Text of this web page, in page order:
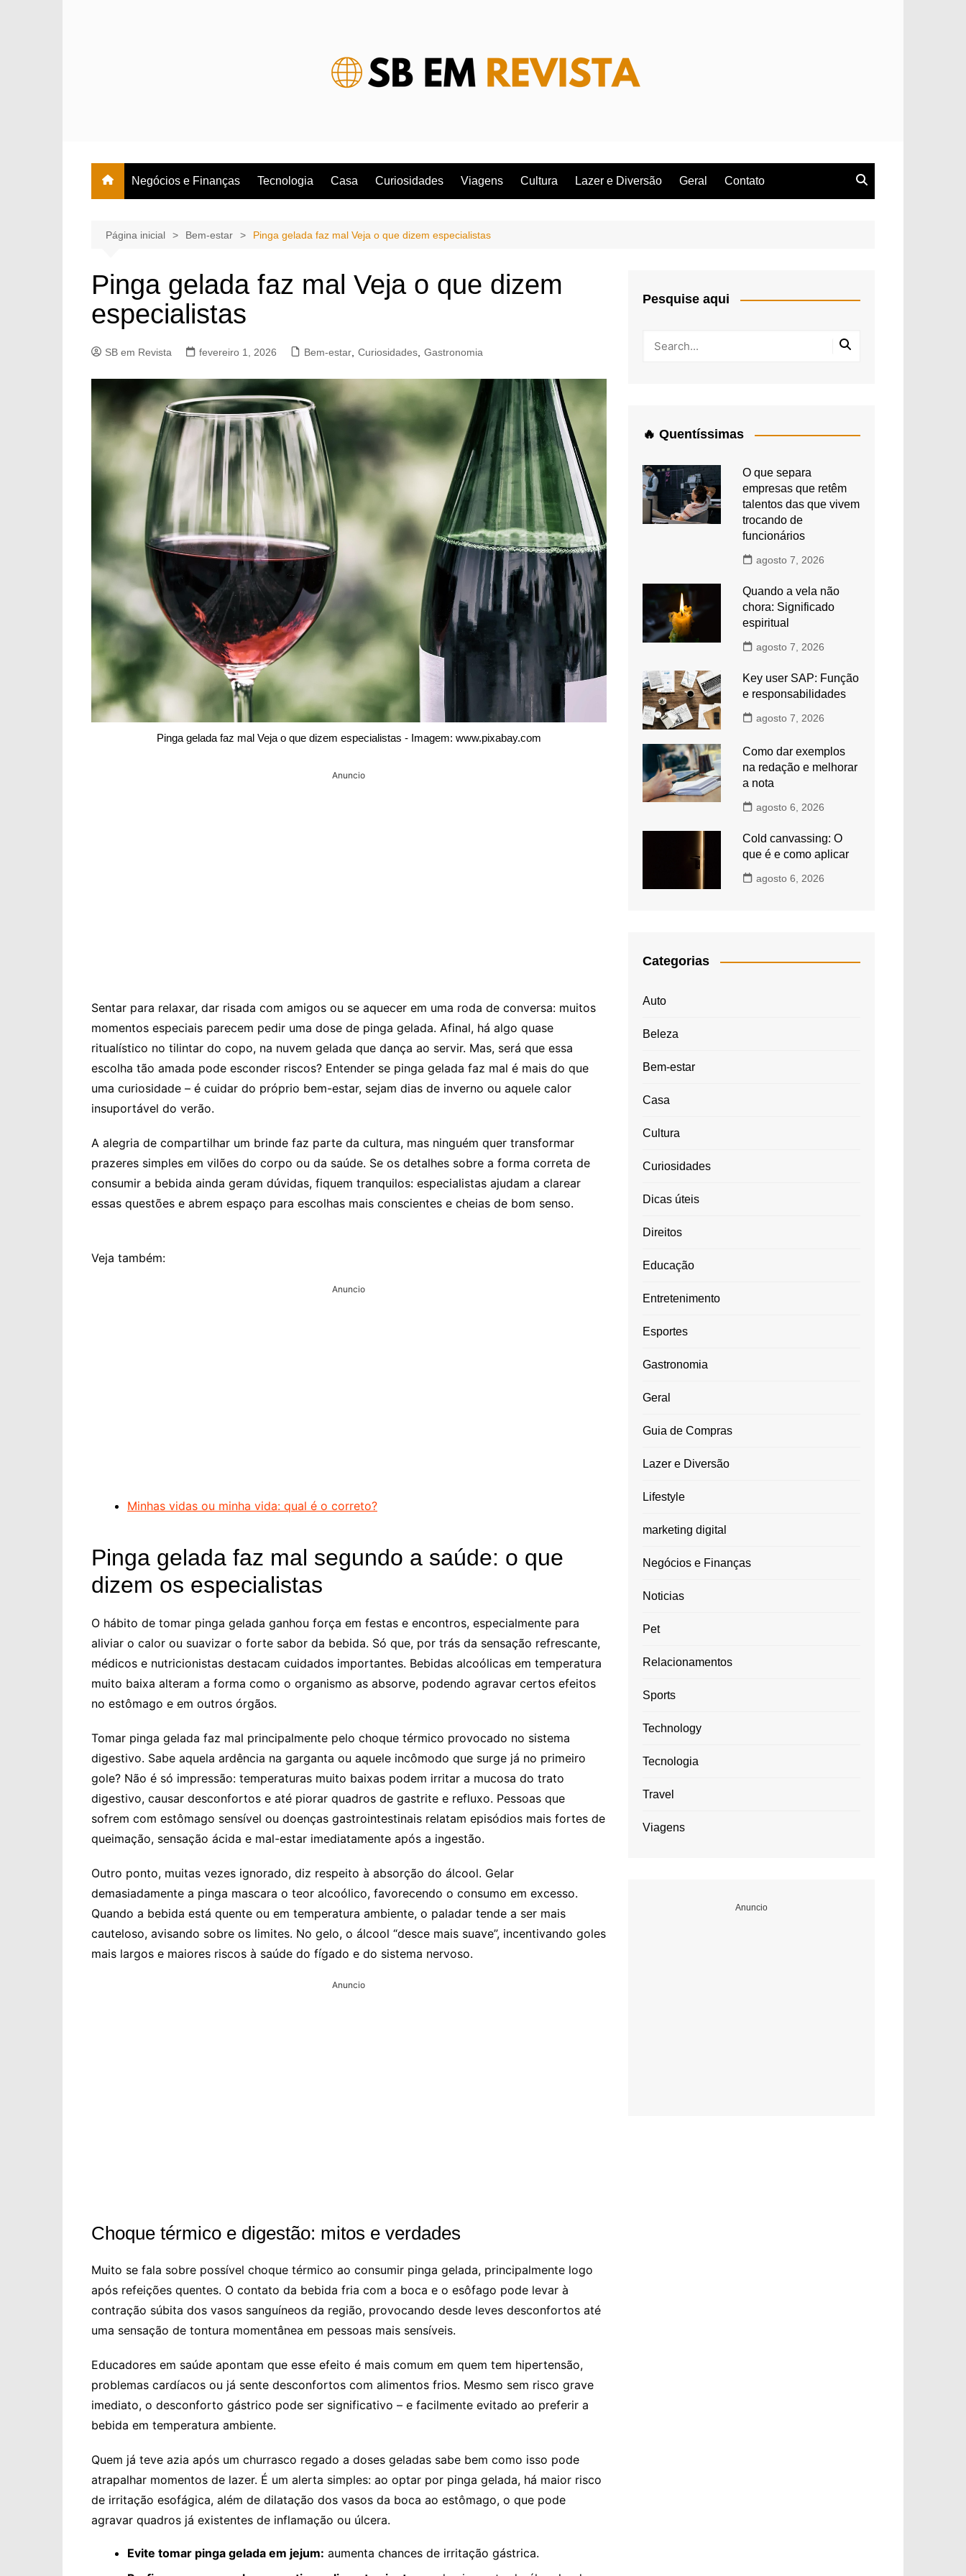
Negócios e Finanças Tecnologia Casa Curiosidades Viagens Cultura Lazer e Diversão Geral Contato
Página inicial Bem-estar Pinga gelada faz mal Veja o que dizem especialistas
Pinga gelada faz mal Veja o que dizem
especialistas
SB em Revista fevereiro 1, 2026 Bem-estar Curiosidades Gastronomia
Pinga gelada faz mal Veja o que dizem especialistas - Imagem: www.pixabay.com
Anuncio
Sentar para relaxar, dar risada com amigos ou se aquecer em uma roda de conversa: muitos
momentos especiais parecem pedir uma dose de pinga gelada. Afinal, há algo quase
ritualístico no tilintar do copo, na nuvem gelada que dança ao servir. Mas, será que essa
escolha tão amada pode esconder riscos? Entender se pinga gelada faz mal é mais do que
uma curiosidade – é cuidar do próprio bem-estar, sejam dias de inverno ou aquele calor
insuportável do verão.
A alegria de compartilhar um brinde faz parte da cultura, mas ninguém quer transformar
prazeres simples em vilões do corpo ou da saúde. Se os detalhes sobre a forma correta de
consumir a bebida ainda geram dúvidas, fiquem tranquilos: especialistas ajudam a clarear
essas questões e abrem espaço para escolhas mais conscientes e cheias de bom senso.
Veja também:
Anuncio
Minhas vidas ou minha vida: qual é o correto?
Pinga gelada faz mal segundo a saúde: o que
dizem os especialistas
O hábito de tomar pinga gelada ganhou força em festas e encontros, especialmente para
aliviar o calor ou suavizar o forte sabor da bebida. Só que, por trás da sensação refrescante,
médicos e nutricionistas destacam cuidados importantes. Bebidas alcoólicas em temperatura
muito baixa alteram a forma como o organismo as absorve, podendo agravar certos efeitos
no estômago e em outros órgãos.
Tomar pinga gelada faz mal principalmente pelo choque térmico provocado no sistema
digestivo. Sabe aquela ardência na garganta ou aquele incômodo que surge já no primeiro
gole? Não é só impressão: temperaturas muito baixas podem irritar a mucosa do trato
digestivo, causar desconfortos e até piorar quadros de gastrite e refluxo. Pessoas que
sofrem com estômago sensível ou doenças gastrointestinais relatam episódios mais fortes de
queimação, sensação ácida e mal-estar imediatamente após a ingestão.
Outro ponto, muitas vezes ignorado, diz respeito à absorção do álcool. Gelar
demasiadamente a pinga mascara o teor alcoólico, favorecendo o consumo em excesso.
Quando a bebida está quente ou em temperatura ambiente, o paladar tende a ser mais
cauteloso, avisando sobre os limites. No gelo, o álcool “desce mais suave”, incentivando goles
mais largos e maiores riscos à saúde do fígado e do sistema nervoso.
Anuncio
Choque térmico e digestão: mitos e verdades
Muito se fala sobre possível choque térmico ao consumir pinga gelada, principalmente logo
após refeições quentes. O contato da bebida fria com a boca e o esôfago pode levar à
contração súbita dos vasos sanguíneos da região, provocando desde leves desconfortos até
uma sensação de tontura momentânea em pessoas mais sensíveis.
Educadores em saúde apontam que esse efeito é mais comum em quem tem hipertensão,
problemas cardíacos ou já sente desconfortos com alimentos frios. Mesmo sem risco grave
imediato, o desconforto gástrico pode ser significativo – e facilmente evitado ao preferir a
bebida em temperatura ambiente.
Quem já teve azia após um churrasco regado a doses geladas sabe bem como isso pode
atrapalhar momentos de lazer. É um alerta simples: ao optar por pinga gelada, há maior risco
de irritação esofágica, além de dilatação dos vasos da boca ao estômago, o que pode
agravar quadros já existentes de inflamação ou úlcera.
Evite tomar pinga gelada em jejum: aumenta chances de irritação gástrica.
Pesquise aqui
🔥 Quentíssimas
O que separa
empresas que retêm
talentos das que vivem
trocando de
funcionários
agosto 7, 2026
Quando a vela não
chora: Significado
espiritual
agosto 7, 2026
Key user SAP: Função
e responsabilidades
agosto 7, 2026
Como dar exemplos
na redação e melhorar
a nota
agosto 6, 2026
Cold canvassing: O
que é e como aplicar
agosto 6, 2026
Categorias
Auto
Beleza
Bem-estar
Casa
Cultura
Curiosidades
Dicas úteis
Direitos
Educação
Entretenimento
Esportes
Gastronomia
Geral
Guia de Compras
Lazer e Diversão
Lifestyle
marketing digital
Negócios e Finanças
Noticias
Pet
Relacionamentos
Sports
Technology
Tecnologia
Travel
Viagens
Anuncio